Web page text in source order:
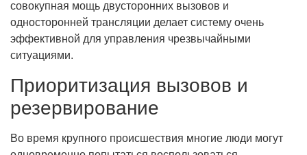
совокупная мощь двусторонних вызовов и
односторонней трансляции делает систему очень
эффективной для управления чрезвычайными
ситуациями.
Приоритизация вызовов и
резервирование
Во время крупного происшествия многие люди могут